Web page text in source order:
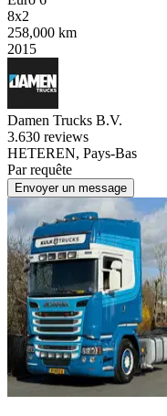
8x2
258,000 km
2015
Damen Trucks B.V.
3.630 reviews
HETEREN, Pays-Bas
Par requête
Envoyer un message